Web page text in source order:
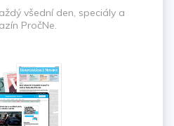
všední den, speciály a
PročNe.